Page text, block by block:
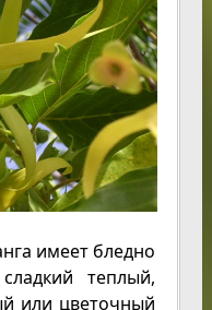
имеет бледно
теплый,
или цветочный